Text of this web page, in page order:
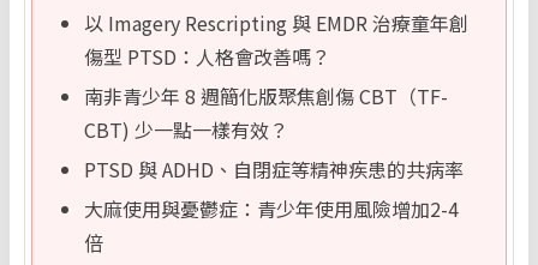
以 Imagery Rescripting 與 EMDR 治療童年創
傷型 PTSD：人格會改善嗎？
南非青少年 8 週簡化版聚焦創傷 CBT（TF-
CBT) 少一點一樣有效？
PTSD 與 ADHD、自閉症等精神疾患的共病率
大麻使用與憂鬱症：青少年使用風險增加2-4
倍